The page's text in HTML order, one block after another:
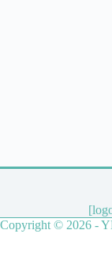
Copyright © 2026 -